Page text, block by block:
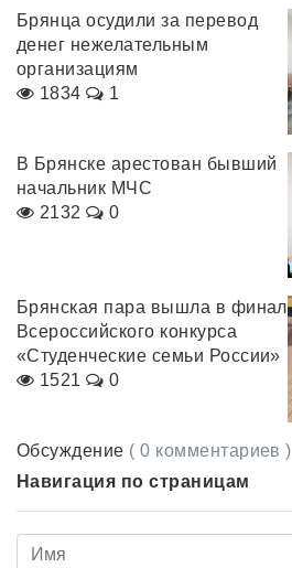
Брянца осудили за перевод
денег нежелательным
организациям
1834
1
В Брянске арестован бывший
начальник МЧС
2132
0
Брянская пара вышла в финал
Всероссийского конкурса
«Студенческие семьи России»
1521
0
Обсуждение ( 0 комментариев )
Навигация по страницам